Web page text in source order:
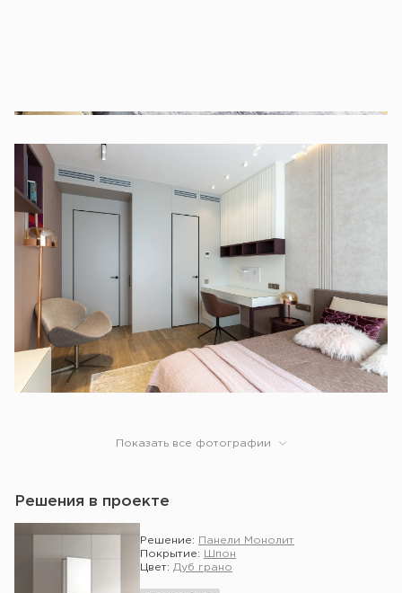
Показать все фотографии
Решения в проекте
Решение:
Панели Монолит
Покрытие:
Шпон
Цвет: Дуб грано